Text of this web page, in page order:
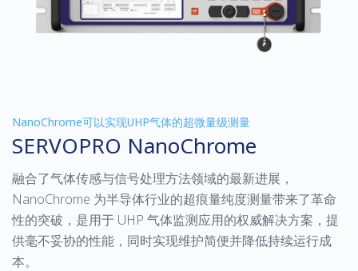
NanoChrome可以实现UHP气体的超微量级测量
SERVOPRO NanoChrome
融合了气体传感与信号处理方法领域的最新进展，
NanoChrome 为半导体行业的超痕量纯度测量带来了革命
性的突破，是用于 UHP 气体监测应用的权威解决方案，提
供毫不妥协的性能，同时实现维护简便并降低持续运行成
本。